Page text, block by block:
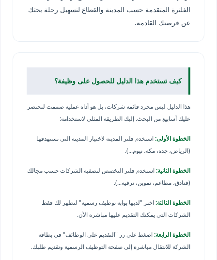
الفلترة المتقدمة حسب المدينة والقطاع لتسهيل رحلة بحثك
عن فرصتك القادمة.
كيف تستخدم هذا الدليل للحصول على وظيفة؟
هذا الدليل ليس مجرد قائمة شركات، بل هو أداة عملية صممت لتختصر
عليك أسابيع من البحث. إليك الطريقة المثلى لاستخدامه:
الخطوة الأولى:استخدم فلتر المدينة لاختيار المدينة التي تستهدفها
(الرياض، جدة، مكة، نيوم...).
الخطوة الثانية:استخدم فلتر التخصص لتصفية الشركات حسب مجالك
(فنادق، مطاعم، تموين، ترفيه...).
الخطوة الثالثة:اختر "لديها بوابة توظيف رسمية" لتظهر لك فقط
الشركات التي يمكنك التقديم عليها مباشرة الآن.
الخطوة الرابعة:اضغط على زر "التقديم على الوظائف" في بطاقة
الشركة للانتقال مباشرة إلى صفحة التوظيف الرسمية وتقديم طلبك.